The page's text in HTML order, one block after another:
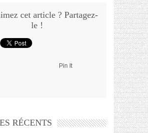
cet article ? Partagez-
le !
Pin It
RÉCENTS